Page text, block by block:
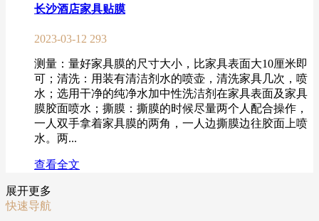
长沙酒店家具贴膜
2023-03-12 293
测量：量好家具膜的尺寸大小，比家具表面大10厘米即
可；清洗：用装有清洁剂水的喷壶，清洗家具几次，喷
水；选用干净的纯净水加中性洗洁剂在家具表面及家具
膜胶面喷水；撕膜：撕膜的时候尽量两个人配合操作，
一人双手拿着家具膜的两角，一人边撕膜边往胶面上喷
水。两...
查看全文
展开更多
快速导航